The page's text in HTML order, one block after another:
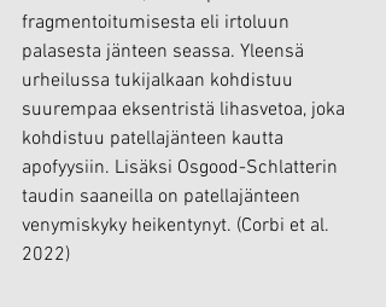
fragmentoitumisesta eli irtoluun
palasesta jänteen seassa. Yleensä
urheilussa tukijalkaan kohdistuu
suurempaa eksentristä lihasvetoa, joka
kohdistuu patellajänteen kautta
apofyysiin. Lisäksi Osgood-Schlatterin
taudin saaneilla on patellajänteen
venymiskyky heikentynyt. (Corbi et al.
2022)